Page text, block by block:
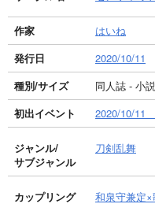
作家
はいね
発行日
2020/10/11
種別/サイズ
同人誌 - 小
初出イベント
2020/10/11
ジャンル/
サブジャンル
刀剣乱舞
カップリング 和泉守兼定